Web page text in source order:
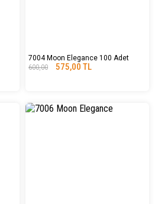
7004 Moon Elegance 100 Adet
600,00
575,00 TL